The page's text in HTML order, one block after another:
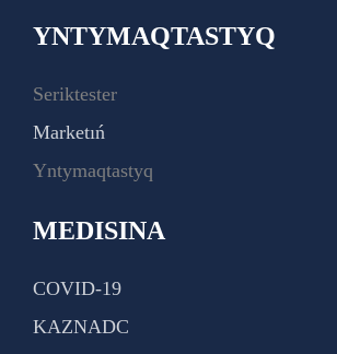
YNTYMAQTASTYQ
Seriktester
Marketıń
Yntymaqtastyq
MEDISINA
COVID-19
KAZNADC